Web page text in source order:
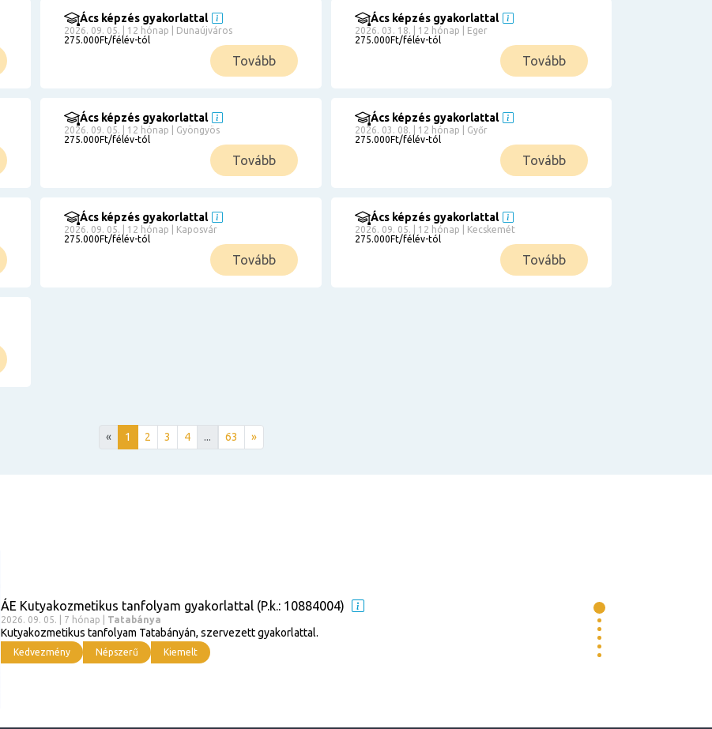
Ács képzés gyakorlattal
2026. 09. 05. | 12 hónap | Dunaújváros
275.000Ft/félév-tól
Tovább
Ács képzés gyakorlattal
2026. 03. 18. | 12 hónap | Eger
275.000Ft/félév-tól
Tovább
Ács képzés gyakorlattal
2026. 09. 05. | 12 hónap | Gyöngyös
275.000Ft/félév-tól
Tovább
Ács képzés gyakorlattal
2026. 03. 08. | 12 hónap | Győr
275.000Ft/félév-tól
Tovább
Ács képzés gyakorlattal
2026. 09. 05. | 12 hónap | Kaposvár
275.000Ft/félév-tól
Tovább
Ács képzés gyakorlattal
2026. 09. 05. | 12 hónap | Kecskemét
275.000Ft/félév-tól
Tovább
« 1 2 3 4 ... 63 »
ÁE Kutyakozmetikus tanfolyam gyakorlattal (P.k.: 10884004)
2026. 09. 05. | 7 hónap | Tatabánya
Kutyakozmetikus tanfolyam Tatabányán, szervezett gyakorlattal.
Kedvezmény Népszerű Kiemelt